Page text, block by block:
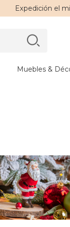
Expedición el
Muebles &